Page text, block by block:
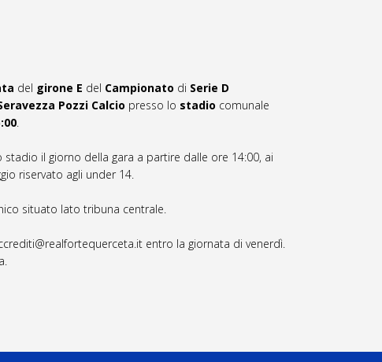
del girone E del Campionato di Serie D
Pozzi Calcio presso lo stadio comunale
.
il giorno della gara a partire dalle ore 14:00, ai
riservato agli under 14.
situato lato tribuna centrale.
entro la giornata di venerdì.